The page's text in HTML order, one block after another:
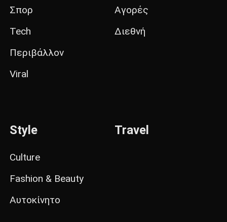
Σπορ
Tech
Περιβάλλον
Viral
Αγορές
Διεθνή
Style
Culture
Fashion & Beauty
Αυτοκίνητο
Travel